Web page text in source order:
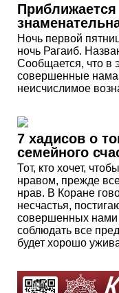
Ночь первой
ночь Рагаиб.
Сообщается, что в
совершенные
неисчислимое
7 хадисов о
семейного
Тот, кто хочет,
нравом, прежде
нрав. В Коране
несчастья,
совершенных нами
соблюдать все
будет хорошо